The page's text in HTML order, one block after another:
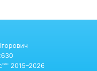
2015–2026